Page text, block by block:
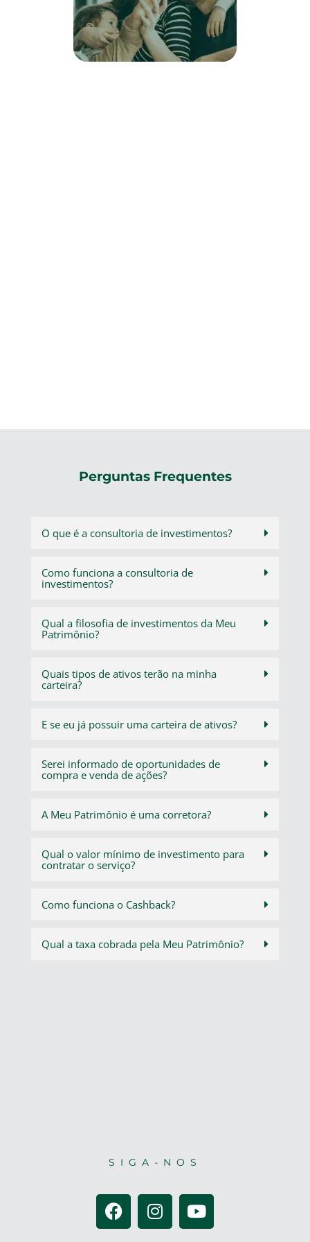
Perguntas Frequentes
O que é a consultoria de investimentos?
Como funciona a consultoria de
investimentos?
Qual a filosofia de investimentos da Meu
Patrimônio?
Quais tipos de ativos terão na minha
carteira?
E se eu já possuir uma carteira de ativos?
Serei informado de oportunidades de
compra e venda de ações?
A Meu Patrimônio é uma corretora?
Qual o valor mínimo de investimento para
contratar o serviço?
Como funciona o Cashback?
Qual a taxa cobrada pela Meu Patrimônio?
SIGA-NOS